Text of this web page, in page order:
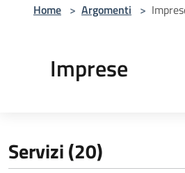
Home > Argomenti >
Imprese
Servizi (20)